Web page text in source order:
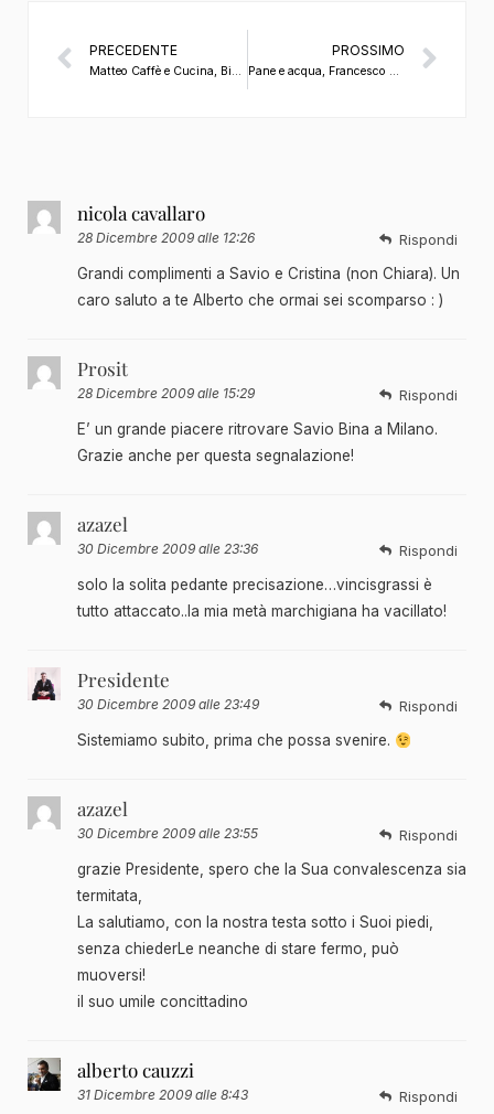
PRECEDENTE
Matteo Caffè e Cucina, Biella. By Il Guardiano del Faro
PROSSIMO
Pane e acqua, Francesco Passalacqua . Milano . di Alberto Cauzzi
nicola cavallaro
28 Dicembre 2009 alle 12:26
Grandi complimenti a Savio e Cristina (non Chiara). Un
caro saluto a te Alberto che ormai sei scomparso : )
Rispondi
Prosit
28 Dicembre 2009 alle 15:29
E’ un grande piacere ritrovare Savio Bina a Milano.
Grazie anche per questa segnalazione!
Rispondi
azazel
30 Dicembre 2009 alle 23:36
solo la solita pedante precisazione…vincisgrassi è
tutto attaccato..la mia metà marchigiana ha vacillato!
Rispondi
Presidente
30 Dicembre 2009 alle 23:49
Sistemiamo subito, prima che possa svenire.
Rispondi
azazel
30 Dicembre 2009 alle 23:55
grazie Presidente, spero che la Sua convalescenza sia
termitata,
La salutiamo, con la nostra testa sotto i Suoi piedi,
senza chiederLe neanche di stare fermo, può
muoversi!
il suo umile concittadino
Rispondi
alberto cauzzi
31 Dicembre 2009 alle 8:43 Rispondi